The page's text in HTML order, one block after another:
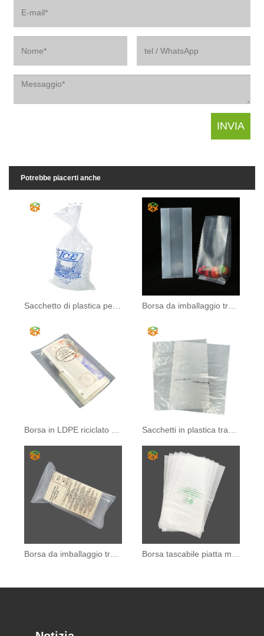
Potrebbe piacerti anche
Sacchetto di plastica per cubetti di ghiaccio Borsa da imballaggio trasparente
Borsa da imballaggio trasparente in PE riciclabile